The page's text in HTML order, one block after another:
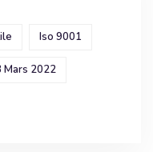
Iso 9001
Mars 2022